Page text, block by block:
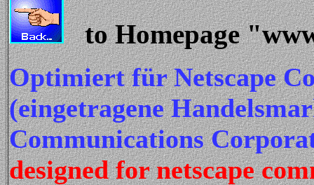
to Homepage
Optimiert für Netscape
(eingetragene
Communications
designed for netscape